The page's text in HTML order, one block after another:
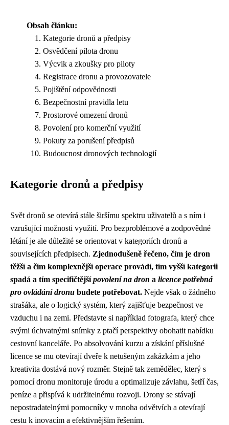
Obsah článku:
Kategorie dronů a předpisy
Osvědčení pilota dronu
Výcvik a zkoušky pro piloty
Registrace dronu a provozovatele
Pojištění odpovědnosti
Bezpečnostní pravidla letu
Prostorové omezení dronů
Povolení pro komerční využití
Pokuty za porušení předpisů
Budoucnost dronových technologií
Kategorie dronů a předpisy
Svět dronů se otevírá stále širšímu spektru uživatelů a s ním i
vzrušující možnosti využití. Pro bezproblémové a zodpovědné
létání je ale důležité se orientovat v kategoriích dronů a
souvisejících předpisech. Zjednodušeně řečeno, čím je dron
těžší a čím komplexnější operace provádí, tím vyšší kategorii
spadá a tím specifičtějšípovolení na dron a licence potřebná
pro ovládání dronu budete potřebovat. Nejde však o žádného
strašáka, ale o logický systém, který zajišťuje bezpečnost ve
vzduchu i na zemi. Představte si například fotografa, který chce
svými úchvatnými snímky z ptačí perspektivy obohatit nabídku
cestovní kanceláře. Po absolvování kurzu a získání příslušné
licence se mu otevírají dveře k netušeným zakázkám a jeho
kreativita dostává nový rozměr. Stejně tak zemědělec, který s
pomocí dronu monitoruje úrodu a optimalizuje závlahu, šetří čas,
peníze a přispívá k udržitelnému rozvoji. Drony se stávají
nepostradatelnými pomocníky v mnoha odvětvích a otevírají
cestu k inovacím a efektivnějším řešením.